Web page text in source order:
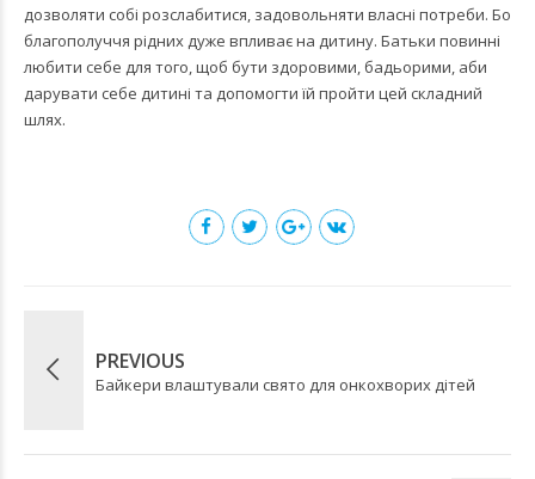
дозволяти собі розслабитися, задовольняти власні потреби. Бо
благополуччя рідних дуже впливає на дитину. Батьки повинні
любити себе для того, щоб бути здоровими, бадьорими, аби
дарувати себе дитині та допомогти їй пройти цей складний
шлях.
PREVIOUS
Байкери влаштували свято для онкохворих дітей